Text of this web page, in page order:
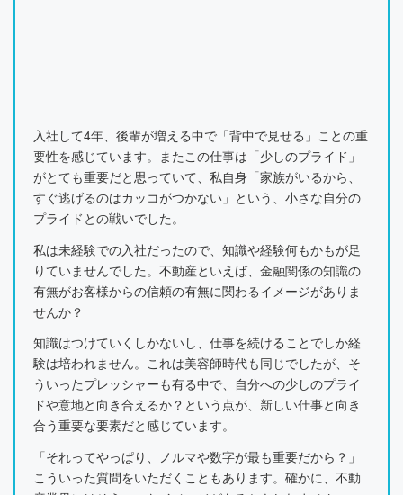
入社して4年、後輩が増える中で「背中で見せる」ことの重
要性を感じています。またこの仕事は「少しのプライド」
がとても重要だと思っていて、私自身「家族がいるから、
すぐ逃げるのはカッコがつかない」という、小さな自分の
プライドとの戦いでした。
私は未経験での入社だったので、知識や経験何もかもが足
りていませんでした。不動産といえば、金融関係の知識の
有無がお客様からの信頼の有無に関わるイメージがありま
せんか？
知識はつけていくしかないし、仕事を続けることでしか経
験は培われません。これは美容師時代も同じでしたが、そ
ういったプレッシャーも有る中で、自分への少しのプライ
ドや意地と向き合えるか？という点が、新しい仕事と向き
合う重要な要素だと感じています。
「それってやっぱり、ノルマや数字が最も重要だから？」
こういった質問をいただくこともあります。確かに、不動